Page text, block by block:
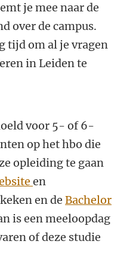
je mee naar de
over de campus.
tijd om al je vragen
in Leiden te
voor 5- of 6-
op het hbo die
opleiding te gaan
en
en de Bachelor
is een meeloopdag
of deze studie